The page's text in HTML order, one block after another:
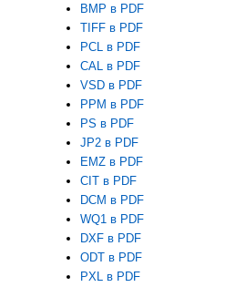
BMP в PDF
TIFF в PDF
PCL в PDF
CAL в PDF
VSD в PDF
PPM в PDF
PS в PDF
JP2 в PDF
EMZ в PDF
CIT в PDF
DCM в PDF
WQ1 в PDF
DXF в PDF
ODT в PDF
PXL в PDF